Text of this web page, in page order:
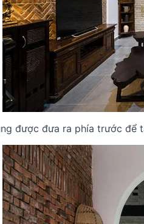
được đưa ra phía trước để